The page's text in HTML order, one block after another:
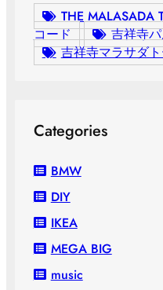
THE MALASADA
コード
吉祥寺
吉祥寺マラサダ
Categories
BMW
DIY
IKEA
MEGA BIG
music